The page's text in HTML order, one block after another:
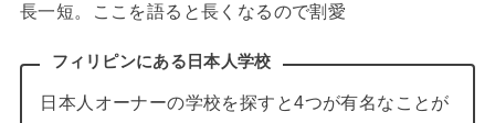
長一短。ここを語ると長くなるので割愛
フィリピンにある日本人学校
日本人オーナーの学校を探すと4つが有名なことが